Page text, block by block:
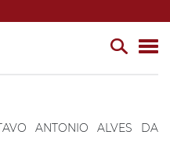
ANTONIO ALVES DA